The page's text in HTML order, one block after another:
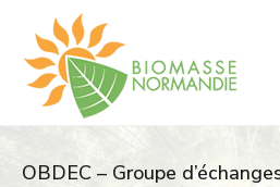
contenu
OBDEC – Groupe